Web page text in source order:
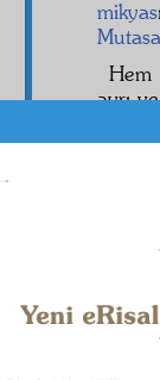
mikyas
Hem
ayrı
dört